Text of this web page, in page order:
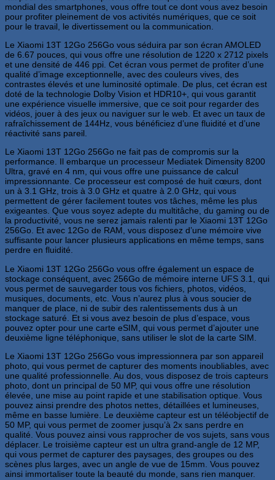
mondial des smartphones, vous offre tout ce dont vous avez besoin
pour profiter pleinement de vos activités numériques, que ce soit
pour le travail, le divertissement ou la communication.
Le Xiaomi 13T 12Go 256Go vous séduira par son écran AMOLED
de 6.67 pouces, qui vous offre une résolution de 1220 x 2712 pixels
et une densité de 446 ppi. Cet écran vous permet de profiter d’une
qualité d’image exceptionnelle, avec des couleurs vives, des
contrastes élevés et une luminosité optimale. De plus, cet écran est
doté de la technologie Dolby Vision et HDR10+, qui vous garantit
une expérience visuelle immersive, que ce soit pour regarder des
vidéos, jouer à des jeux ou naviguer sur le web. Et avec un taux de
rafraîchissement de 144Hz, vous bénéficiez d’une fluidité et d’une
réactivité sans pareil.
Le Xiaomi 13T 12Go 256Go ne fait pas de compromis sur la
performance. Il embarque un processeur Mediatek Dimensity 8200
Ultra, gravé en 4 nm, qui vous offre une puissance de calcul
impressionnante. Ce processeur est composé de huit cœurs, dont
un à 3.1 GHz, trois à 3.0 GHz et quatre à 2.0 GHz, qui vous
permettent de gérer facilement toutes vos tâches, même les plus
exigeantes. Que vous soyez adepte du multitâche, du gaming ou de
la productivité, vous ne serez jamais ralenti par le Xiaomi 13T 12Go
256Go. Et avec 12Go de RAM, vous disposez d’une mémoire vive
suffisante pour lancer plusieurs applications en même temps, sans
perdre en fluidité.
Le Xiaomi 13T 12Go 256Go vous offre également un espace de
stockage conséquent, avec 256Go de mémoire interne UFS 3.1, qui
vous permet de sauvegarder tous vos fichiers, photos, vidéos,
musiques, documents, etc. Vous n’aurez plus à vous soucier de
manquer de place, ni de subir des ralentissements dus à un
stockage saturé. Et si vous avez besoin de plus d’espace, vous
pouvez opter pour une carte eSIM, qui vous permet d’ajouter une
deuxième ligne téléphonique, sans utiliser le slot de la carte SIM.
Le Xiaomi 13T 12Go 256Go vous impressionnera par son appareil
photo, qui vous permet de capturer des moments inoubliables, avec
une qualité professionnelle. Au dos, vous disposez de trois capteurs
photo, dont un principal de 50 MP, qui vous offre une résolution
élevée, une mise au point rapide et une stabilisation optique. Vous
pouvez ainsi prendre des photos nettes, détaillées et lumineuses,
même en basse lumière. Le deuxième capteur est un téléobjectif de
50 MP, qui vous permet de zoomer jusqu’à 2x sans perdre en
qualité. Vous pouvez ainsi vous rapprocher de vos sujets, sans vous
déplacer. Le troisième capteur est un ultra grand-angle de 12 MP,
qui vous permet de capturer des paysages, des groupes ou des
scènes plus larges, avec un angle de vue de 15mm. Vous pouvez
ainsi immortaliser toute la beauté du monde, sans rien manquer.